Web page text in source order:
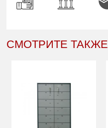
СМОТРИТЕ ТАКЖЕ